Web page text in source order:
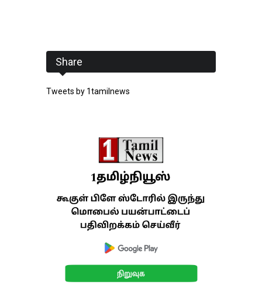
Share
Tweets by 1tamilnews